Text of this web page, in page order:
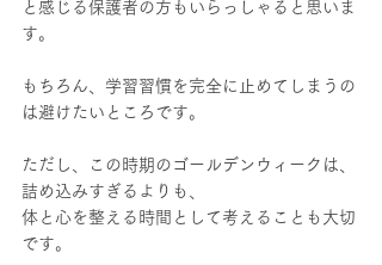
と感じる保護者の方もいらっしゃると思いま
す。
もちろん、学習習慣を完全に止めてしまうの
は避けたいところです。
ただし、この時期のゴールデンウィークは、
詰め込みすぎるよりも、
体と心を整える時間として考えることも大切
です。